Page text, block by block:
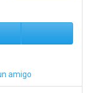
amigo